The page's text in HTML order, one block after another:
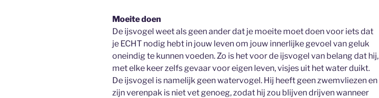
Moeite doen
De ijsvogel weet als geen ander dat je moeite moet doen voor iets dat
je ECHT nodig hebt in jouw leven om jouw innerlijke gevoel van geluk
oneindig te kunnen voeden. Zo is het voor de ijsvogel van belang dat hij,
met elke keer zelfs gevaar voor eigen leven, visjes uit het water duikt.
De ijsvogel is namelijk geen watervogel. Hij heeft geen zwemvliezen en
zijn verenpak is niet vet genoeg, zodat hij zou blijven drijven wanneer